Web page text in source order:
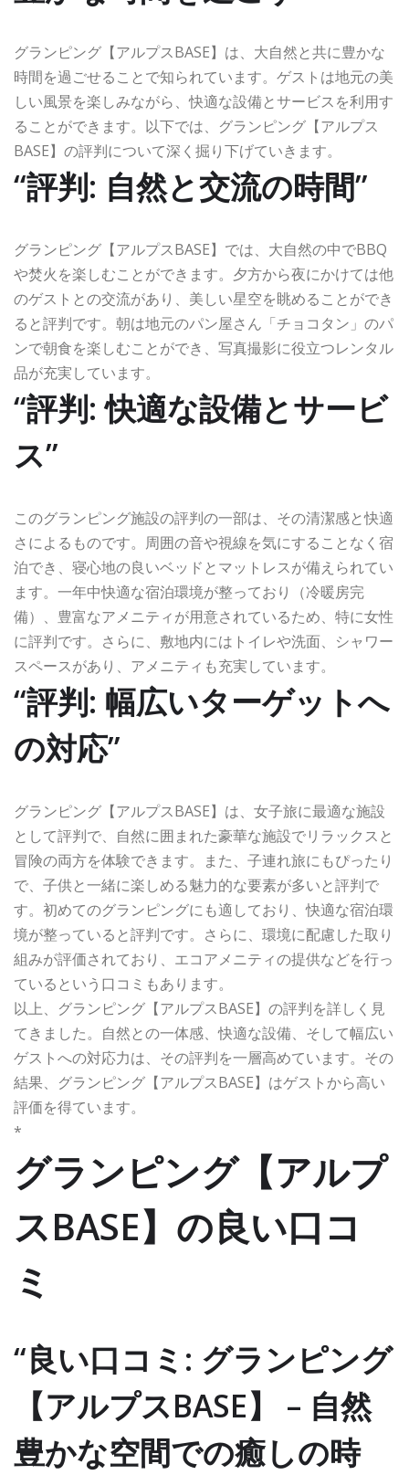
グランピング【アルプスBASE】は、大自然と共に豊かな
時間を過ごせることで知られています。ゲストは地元の美
しい風景を楽しみながら、快適な設備とサービスを利用す
ることができます。以下では、グランピング【アルプス
BASE】の評判について深く掘り下げていきます。
“評判: 自然と交流の時間”
グランピング【アルプスBASE】では、大自然の中でBBQ
や焚火を楽しむことができます。夕方から夜にかけては他
のゲストとの交流があり、美しい星空を眺めることができ
ると評判です。朝は地元のパン屋さん「チョコタン」のパ
ンで朝食を楽しむことができ、写真撮影に役立つレンタル
品が充実しています。
“評判: 快適な設備とサービ
ス”
このグランピング施設の評判の一部は、その清潔感と快適
さによるものです。周囲の音や視線を気にすることなく宿
泊でき、寝心地の良いベッドとマットレスが備えられてい
ます。一年中快適な宿泊環境が整っており（冷暖房完
備）、豊富なアメニティが用意されているため、特に女性
に評判です。さらに、敷地内にはトイレや洗面、シャワー
スペースがあり、アメニティも充実しています。
“評判: 幅広いターゲットへ
の対応”
グランピング【アルプスBASE】は、女子旅に最適な施設
として評判で、自然に囲まれた豪華な施設でリラックスと
冒険の両方を体験できます。また、子連れ旅にもぴったり
で、子供と一緒に楽しめる魅力的な要素が多いと評判で
す。初めてのグランピングにも適しており、快適な宿泊環
境が整っていると評判です。さらに、環境に配慮した取り
組みが評価されており、エコアメニティの提供などを行っ
ているという口コミもあります。
以上、グランピング【アルプスBASE】の評判を詳しく見
てきました。自然との一体感、快適な設備、そして幅広い
ゲストへの対応力は、その評判を一層高めています。その
結果、グランピング【アルプスBASE】はゲストから高い
評価を得ています。
*
グランピング【アルプ
スBASE】の良い口コ
ミ
“良い口コミ: グランピング
【アルプスBASE】 – 自然
豊かな空間での癒しの時